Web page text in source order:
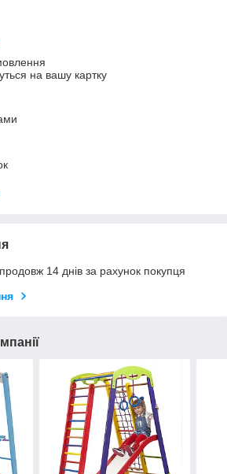
на вашу картку
14 днів за рахунок покупця